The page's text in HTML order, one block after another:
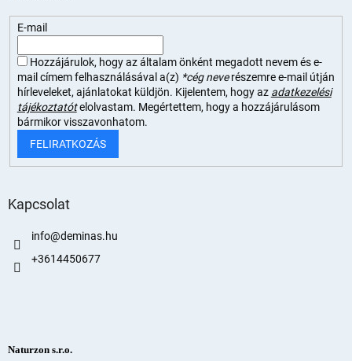
E-mail
Hozzájárulok, hogy az általam önként megadott nevem és e-
mail címem felhasználásával a(z) *cég neverészemre e-mail útján
hírleveleket, ajánlatokat küldjön. Kijelentem, hogy az adatkezelési
tájékoztatót elolvastam. Megértettem, hogy a hozzájárulásom
bármikor visszavonhatom.
FELIRATKOZÁS
Kapcsolat
info@deminas.hu
+3614450677
Naturzon s.r.o.